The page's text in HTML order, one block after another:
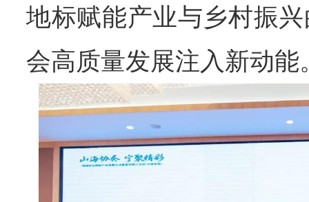
地标赋能产业与乡村振
会高质量发展注入新动能